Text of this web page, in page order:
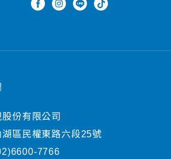
份有限公司
湖區民權東路六段25號
7766